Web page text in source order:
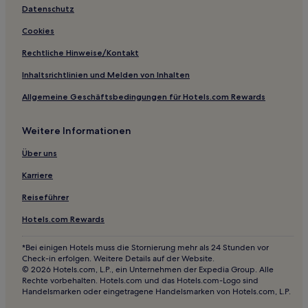
Hotels mit Parkplatz nahe Custer State Park
Hotels mit Parkplatz in Keystone
Günstige in Rapid City
Hotels mit Parkplatz in Brookings
Business in Brookings
Haustierfreundliche in Brookings
Datenschutz
Cookies
Rechtliche Hinweise/Kontakt
Inhaltsrichtlinien und Melden von Inhalten
Allgemeine Geschäftsbedingungen für Hotels.com Rewards
Weitere Informationen
Über uns
Karriere
Reiseführer
Hotels.com Rewards
*Bei einigen Hotels muss die Stornierung mehr als 24 Stunden vor
Check-in erfolgen. Weitere Details auf der Website.
© 2026 Hotels.com, L.P., ein Unternehmen der Expedia Group. Alle
Rechte vorbehalten. Hotels.com und das Hotels.com-Logo sind
Handelsmarken oder eingetragene Handelsmarken von Hotels.com, L.P.